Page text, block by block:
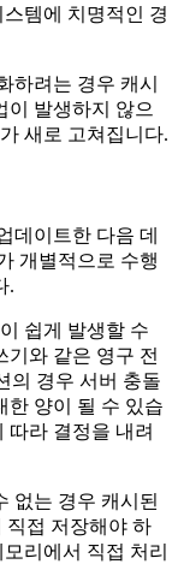
템에 치명적인 경
하려는 경우 캐시
이 발생하지 않으
새로 고쳐집니다.
데이트한 다음 데
개별적으로 수행
.
쉽게 발생할 수
기와 같은 영구 전
의 경우 서버 충돌
한 양이 될 수 있습
따라 결정을 내려
없는 경우 캐시된
직접 저장해야 하
리에서 직접 처리